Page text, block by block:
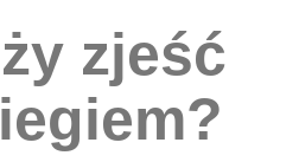
zjeść